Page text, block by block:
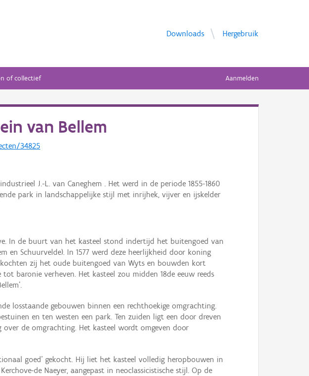
Downloads Hergebruik
of collectief Aanmelden
van Bellem
34825
J.-L. van Caneghem . Het werd in de periode 1855-1860
park in landschappelijke stijl met inrijhek, vijver en ijskelder
In de buurt van het kasteel stond indertijd het buitengoed van
en Schuurvelde). In 1577 werd deze heerlijkheid door koning
zij het oude buitengoed van Wyts en bouwden kort
baronie verheven. Het kasteel zou midden 18de eeuw reeds
losstaande gebouwen binnen een rechthoekige omgrachting.
en ten westen een park. Ten zuiden ligt een door dreven
de omgrachting. Het kasteel wordt omgeven door
goed' gekocht. Hij liet het kasteel volledig heropbouwen in
de Naeyer, aangepast in neoclassicistische stijl. Op de